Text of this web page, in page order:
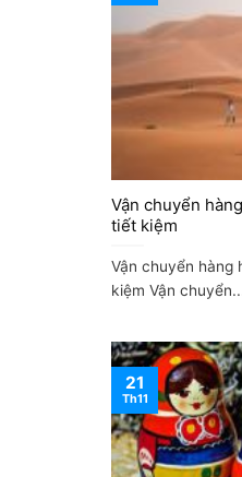
Vận chuyển
tiết kiệm
Vận chuyển hàng
kiệm Vận
21
Th11